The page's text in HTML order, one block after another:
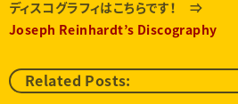
ディスコグラフィはこちらです！ ⇒
Joseph Reinhardt’s Discography
Related Posts: